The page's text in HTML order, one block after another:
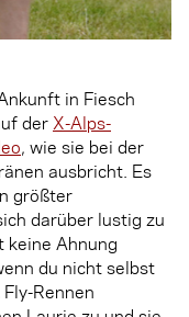
in Fiesch
der X-Alps-
, wie sie bei der
ausbricht. Es
größter
darüber lustig zu
keine Ahnung
du nicht selbst
Rennen